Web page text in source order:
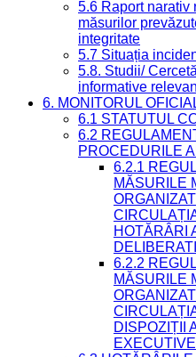
5.6 Raport narativ
măsurilor
integritate
5.7 Situația
5.8. Studii/
informative
6. MONITORUL
6.1 STATUTUL
6.2
PROCEDURILE
6.2.1
MĂSURILE
HOTĂRÂRI
6.2.2
MĂSURILE
DISPOZIȚII
EXECUTIVE